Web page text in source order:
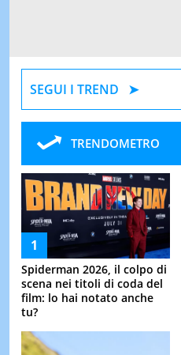
SEGUI I TREND
TRENDOMETRO
Spiderman 2026, il colpo di
scena nei titoli di coda del
film: lo hai notato anche
tu?